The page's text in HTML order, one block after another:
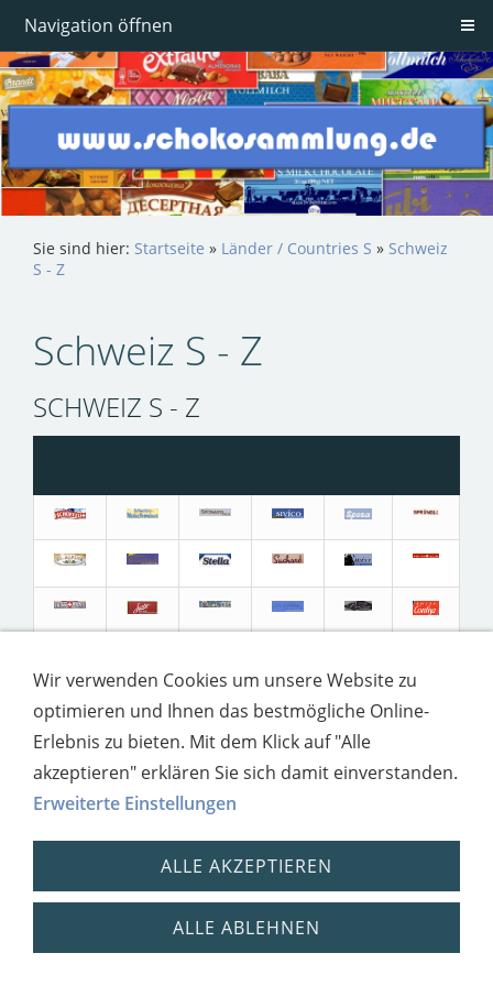
Navigation öffnen
Sie sind hier: Startseite » Länder / Countries S » Schweiz
S - Z
Schweiz S - Z
SCHWEIZ S - Z
Wir verwenden Cookies um unsere Website zu
optimieren und Ihnen das bestmögliche Online-
Erlebnis zu bieten. Mit dem Klick auf "Alle
akzeptieren" erklären Sie sich damit einverstanden.
Erweiterte Einstellungen
ALLE AKZEPTIEREN
ALLE ABLEHNEN